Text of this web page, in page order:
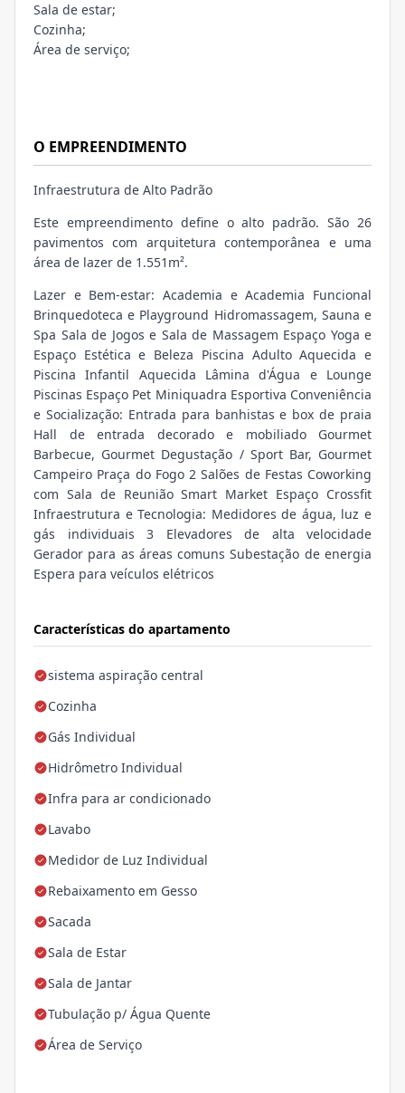
Características do apartamento
sistema aspiração central
Cozinha
Gás Individual
Hidrômetro Individual
Infra para ar condicionado
Lavabo
Medidor de Luz Individual
Rebaixamento em Gesso
Sacada
Sala de Estar
Sala de Jantar
Tubulação p/ Água Quente
Área de Serviço
Sala de estar;
Cozinha;
Área de serviço;
O EMPREENDIMENTO
Infraestrutura de Alto Padrão
Este empreendimento define o alto padrão. São 26
pavimentos com arquitetura contemporânea e uma
área de lazer de 1.551m².
Lazer e Bem-estar: Academia e Academia Funcional
Brinquedoteca e Playground Hidromassagem, Sauna e
Spa Sala de Jogos e Sala de Massagem Espaço Yoga e
Espaço Estética e Beleza Piscina Adulto Aquecida e
Piscina Infantil Aquecida Lâmina d'Água e Lounge
Piscinas Espaço Pet Miniquadra Esportiva Conveniência
e Socialização: Entrada para banhistas e box de praia
Hall de entrada decorado e mobiliado Gourmet
Barbecue, Gourmet Degustação / Sport Bar, Gourmet
Campeiro Praça do Fogo 2 Salões de Festas Coworking
com Sala de Reunião Smart Market Espaço Crossfit
Infraestrutura e Tecnologia: Medidores de água, luz e
gás individuais 3 Elevadores de alta velocidade
Gerador para as áreas comuns Subestação de energia
Espera para veículos elétricos